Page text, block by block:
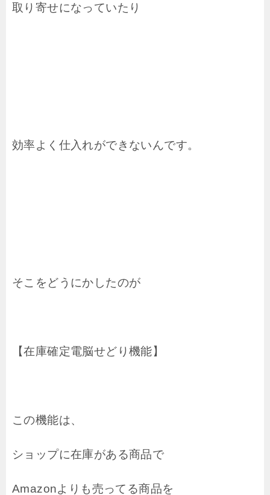
取り寄せになっていたり
効率よく仕入れができないんです。
そこをどうにかしたのが
【在庫確定電脳せどり機能】
この機能は、
ショップに在庫がある商品で
Amazonよりも売ってる商品を